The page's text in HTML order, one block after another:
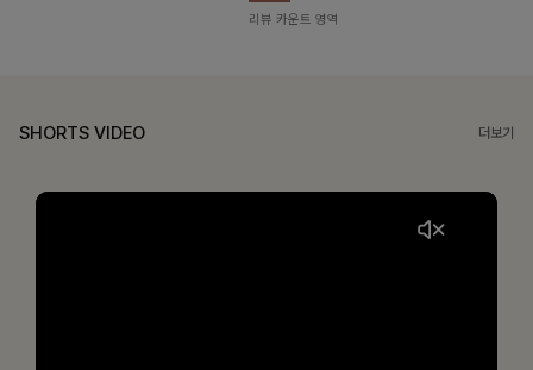
리뷰 카운트 영역
SHORTS VIDEO 더보기